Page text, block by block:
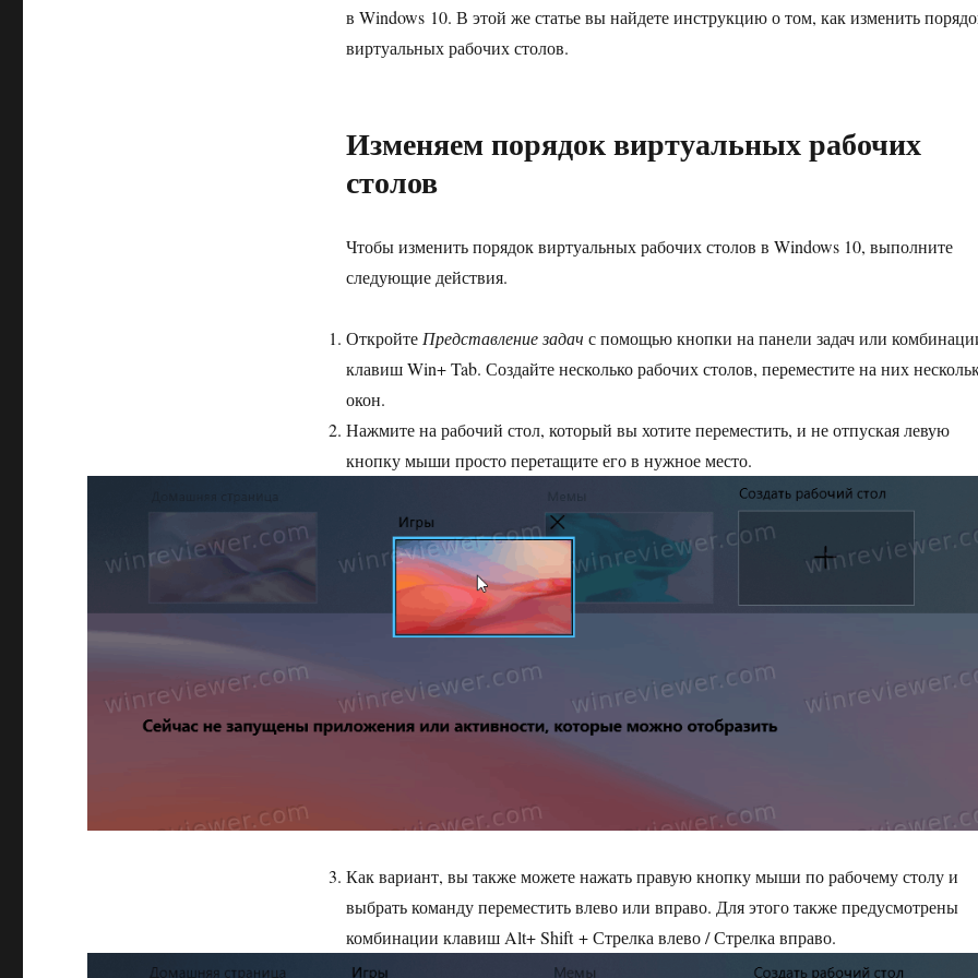
в Windows 10. В этой же статье вы найдете инструкцию о том, как изменить
виртуальных рабочих столов.
Изменяем порядок виртуальных рабочих
столов
Чтобы изменить порядок виртуальных рабочих столов в Windows 10, выполните
следующие действия.
Откройте Представление задач с помощью кнопки на панели задач или
клавиш Win+ Tab. Создайте несколько рабочих столов, переместите на них
окон.
Нажмите на рабочий стол, который вы хотите переместить, и не отпуская левую
кнопку мыши просто перетащите его в нужное место.
Как вариант, вы также можете нажать правую кнопку мыши по рабочему столу и
выбрать команду переместить влево или вправо. Для этого также предусмотрены
комбинации клавиш Alt+ Shift + Стрелка влево / Стрелка вправо.